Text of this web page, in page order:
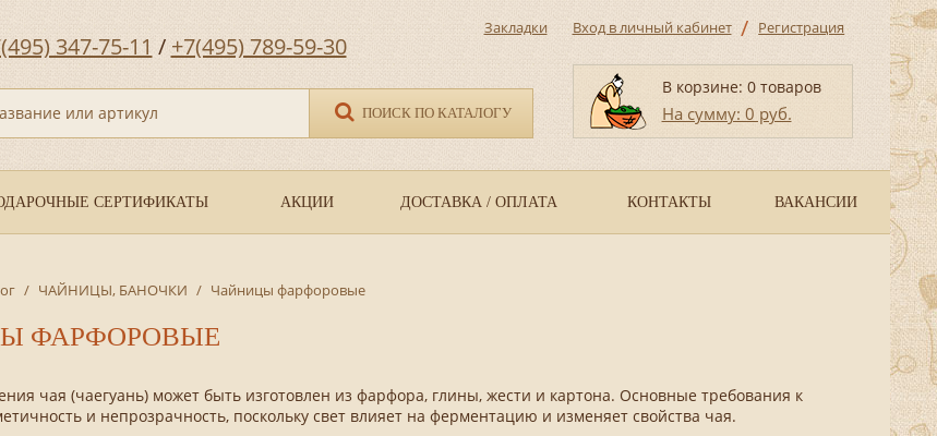
347-75-11 / +7(495) 789-59-30
или артикул ПОИСК ПО КАТАЛОГУ
Закладки Вход в личный кабинет / Регистрация
В корзине: 0 товаров
На сумму: 0 руб.
СЕРТИФИКАТЫ АКЦИИ ДОСТАВКА / ОПЛАТА КОНТАКТЫ ВАКАНСИИ
/ ЧАЙНИЦЫ, БАНОЧКИ / Чайницы фарфоровые
ФАРФОРОВЫЕ
чая (чаегуань) может быть изготовлен из фарфора, глины, жести и картона. Основные требования к
и непрозрачность, поскольку свет влияет на ферментацию и изменяет свойства чая.